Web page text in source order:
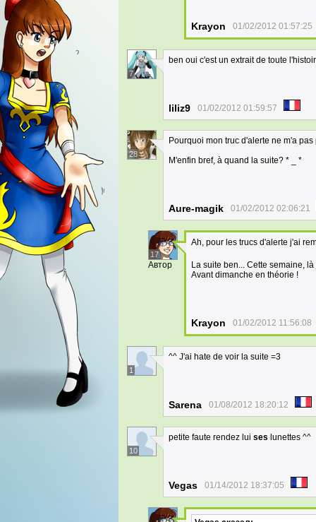
Krayon 01/02/2012 01:57:25
7
ben oui c'est un extrait de toute
liliz9 01/02/2012 01:59:57
28
Pourquoi mon truc d'alerte ne m'a
M'enfin bref, à quand la suite? * _ *
Aure-magik 01/02/2012 02:06:21
17
Автор
Ah, pour les trucs d'alerte j'ai
La suite ben... Cette semaine,
Avant dimanche en théorie !
Krayon 01/02/2012 11:56:08
1
^^ J'ai hate de voir la suite =3
Sarena 01/08/2012 18:20:12
10
petite faute rendez lui ses lunettes ^^
Vegas 01/14/2012 18:37:05